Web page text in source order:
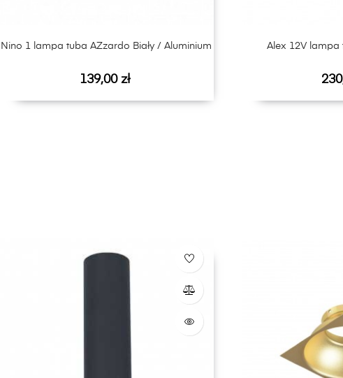
Nino 1 lampa tuba AZzardo Biały / Aluminium
Cena
139,00 zł
Alex 12V lampa